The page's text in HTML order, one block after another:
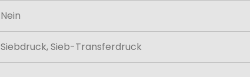
Nein
Siebdruck, Sieb-Transferdruck